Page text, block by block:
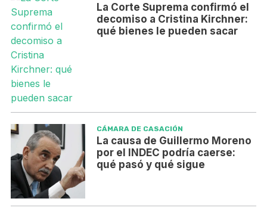
La Corte Suprema confirmó el
decomiso a Cristina Kirchner:
qué bienes le pueden sacar
CÁMARA DE CASACIÓN
La causa de Guillermo Moreno
por el INDEC podría caerse:
qué pasó y qué sigue